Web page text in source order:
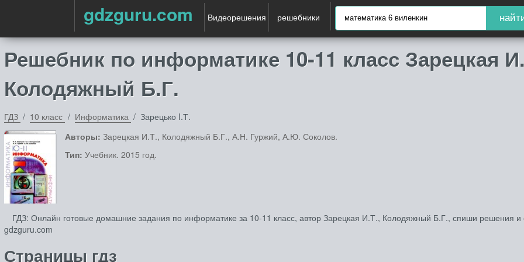
gdzguru.com Видеорешения решебники
Решебник по информатике 10‐11 класс Зарецкая
Колодяжный Б.Г.
ГДЗ 10 класс Информатика
Зарецько I.Т.
Авторы: Зарецкая И.Т., Колодяжный Б.Г., А.Н. Гуржий, А.Ю. Соколов.
Тип: Учебник. 2015 год.
ГДЗ: Онлайн готовые домашние задания по информатике за 10‐11 класс, автор Зарецкая И.Т., Колодяжный Б.Г., спиши решения и
gdzguru.com
Страницы гдз